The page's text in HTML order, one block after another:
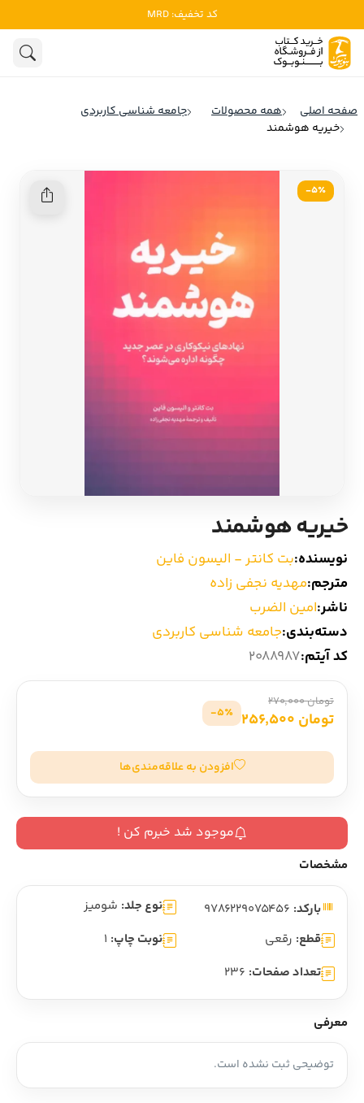
کد تخفیف: MRD
ادبیات
روانشناسی
تاریخ و سیاست
ادبیات روسیه
ادبیات آمریکای لاتین
ادبیات آلمان
ادبیات آسیا
داستان کوتاه
صفحه اصلی همه محصولات
جامعه شناسی کاربردی
خیریه هوشمند
5٪-
خیریه هوشمند
نویسنده:بت کانتر - الیسون فاین
مترجم:مهدیه نجفی زاده
ناشر:امین الضرب
دسته‌بندی:جامعه شناسی کاربردی
کد آیتم:2088987
تومان 270,000
تومان 256,500 5٪-
افزودن به علاقه‌مندی‌ها
موجود شد خبرم کن !
مشخصات
بارکد: نوع جلد: شومیز
قطع: رقعی نوبت چاپ: 1
تعداد صفحات: 236
معرفی
توضیحی ثبت نشده است.